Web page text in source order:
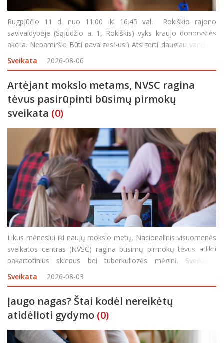
Rugpjūčio 11 d. nuo 11:00 iki 16.45 val. Rokiškio rajono
savivaldybėje (Sąjūdžio a. 1, Rokiškis) vyks kraujo donorystės
akcija. Nepamiršk: Būti pavalgęs(-usi) Atsigerti daugiau vandens
Turėti asmens dokumentą Pietų pertrauka – 13:45–14
Sveikata 2026-08-06
Artėjant mokslo metams, NVSC ragina
tėvus pasirūpinti būsimų pirmokų
sveikata (0)
Likus mėnesiui iki naujų mokslo metų, Nacionalinis visuomenės
sveikatos centras (NVSC) ragina būsimų pirmokų tėvus atlikti
pakartotinius skiepus bei tuberkuliozės mėginį. Sveikatos
specialistai teigia, kad skiepai padeda apsaugoti vaikus nuo
pavojingų infekcinių ligų, kurių sukėlėjai uždarose patal
Sveikata 2026-08-03
Įaugo nagas? Štai kodėl nereikėtų
atidėlioti gydymo (0)